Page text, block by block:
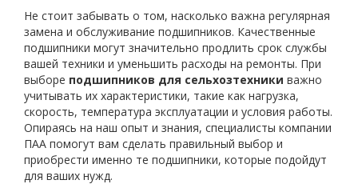
Не стоит забывать о том, насколько важна регулярная
замена и обслуживание подшипников. Качественные
подшипники могут значительно продлить срок службы
вашей техники и уменьшить расходы на ремонты. При
выборе подшипников для сельхозтехники важно
учитывать их характеристики, такие как нагрузка,
скорость, температура эксплуатации и условия работы.
Опираясь на наш опыт и знания, специалисты компании
ПАА помогут вам сделать правильный выбор и
приобрести именно те подшипники, которые подойдут
для ваших нужд.